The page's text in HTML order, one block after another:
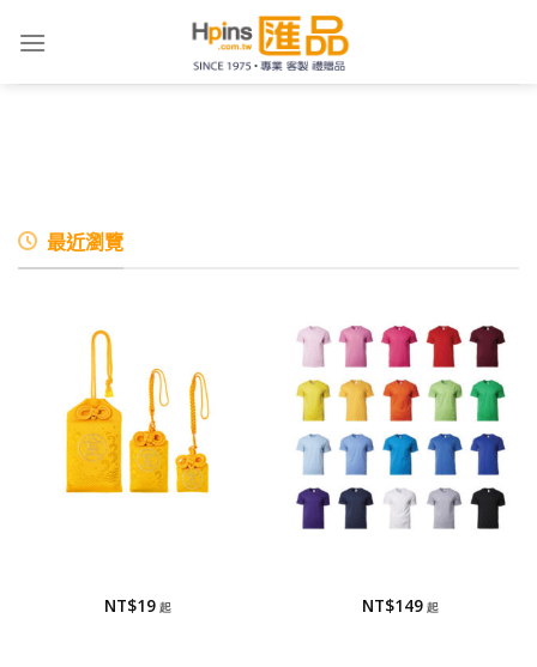
最近瀏覽
NT$19 NT$149